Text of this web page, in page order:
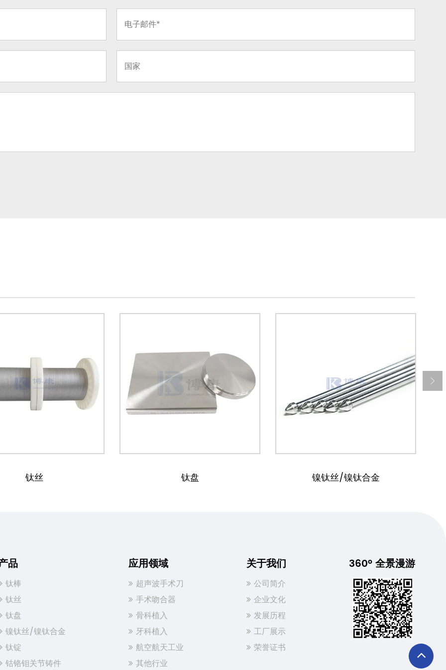
品
钛棒
钛丝
钛盘
镍钛丝/镍钛合金
钛锭
钴铬钼关节铸件
应用领域
超声波手术刀
手术吻合器
骨科植入
牙科植入
航空航天工业
其他行业
关于我们
公司简介
企业文化
发展历程
工厂展示
荣誉证书
360° 全景漫游